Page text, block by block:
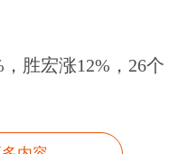
胜宏涨12%，26个